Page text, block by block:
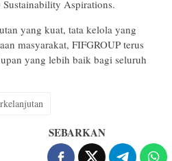
Aspirations.
yang kuat, tata kelola yang
masyarakat, FIFGROUP terus
yang lebih baik bagi seluruh
SEBARKAN